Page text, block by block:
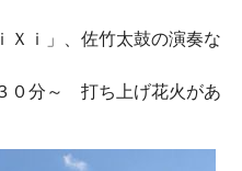
Ｘｉ」、佐竹太鼓の演奏な
０分～ 打ち上げ花火があ